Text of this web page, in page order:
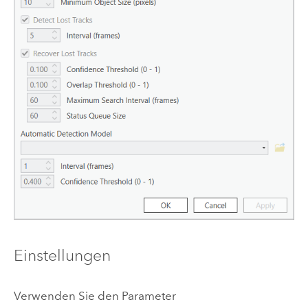
Einstellungen
Verwenden Sie den Parameter